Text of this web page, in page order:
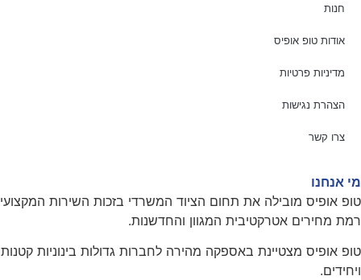
חנות
אודות טופ אופיס
מדיניות פרטיות
הצהרת נגישות
צרו קשר
מי אנחנו
טופ אופיס מובילה את תחום הציוד המשרדי בזכות השירות המקצועי
רמת מחירים אטרקטיבית המגוון והחדשנות.
טופ אופיס מצטיינת באספקה מהירה לחברות גדולות בינוניות קטנות
ויחידים.